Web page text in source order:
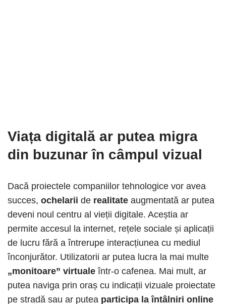
Viața digitală ar putea migra
din buzunar în câmpul vizual
Dacă proiectele companiilor tehnologice vor avea
succes, ochelarii de realitate augmentată ar putea
deveni noul centru al vieții digitale. Aceștia ar
permite accesul la internet, rețele sociale și aplicații
de lucru fără a întrerupe interacțiunea cu mediul
înconjurător. Utilizatorii ar putea lucra la mai multe
„monitoare” virtuale într-o cafenea. Mai mult, ar
putea naviga prin oraș cu indicații vizuale proiectate
pe stradă sau ar putea participa la întâlniri online